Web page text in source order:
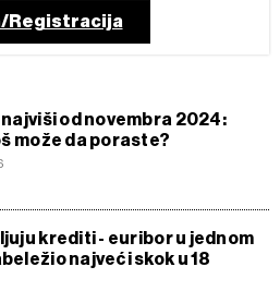
Registracija
od novembra 2024:
može da poraste?
krediti - euribor u jednom
najveći skok u 18